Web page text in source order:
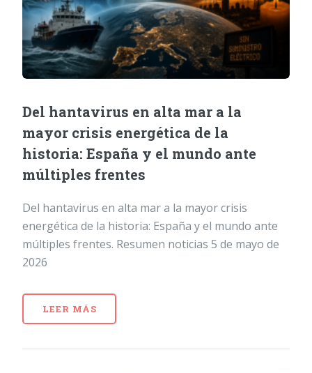
Del hantavirus en alta mar a la
mayor crisis energética de la
historia: España y el mundo ante
múltiples frentes
Del hantavirus en alta mar a la mayor crisis
energética de la historia: España y el mundo ante
múltiples frentes. Resumen noticias 5 de mayo de
2026
LEER MÁS